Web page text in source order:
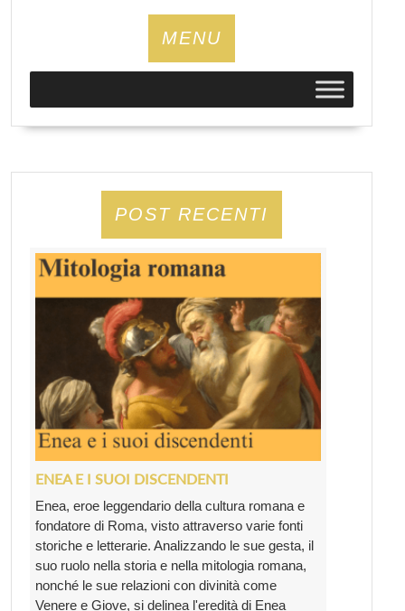
MENU
POST RECENTI
ENEA E I SUOI DISCENDENTI
Enea, eroe leggendario della cultura romana e
fondatore di Roma, visto attraverso varie fonti
storiche e letterarie. Analizzando le sue gesta, il
suo ruolo nella storia e nella mitologia romana,
nonché le sue relazioni con divinità come
Venere e Giove, si delinea l'eredità di Enea